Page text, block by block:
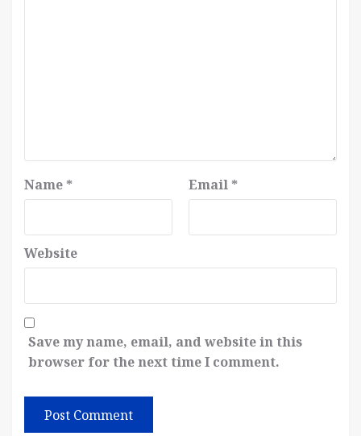
Name * Email *
Website
Save my name, email, and website in this
browser for the next time I comment.